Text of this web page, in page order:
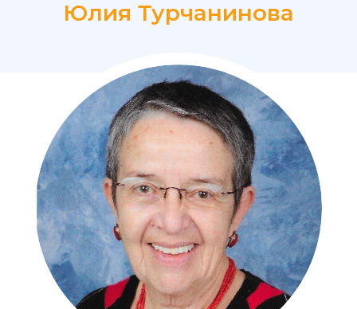
Юлия Турчанинова